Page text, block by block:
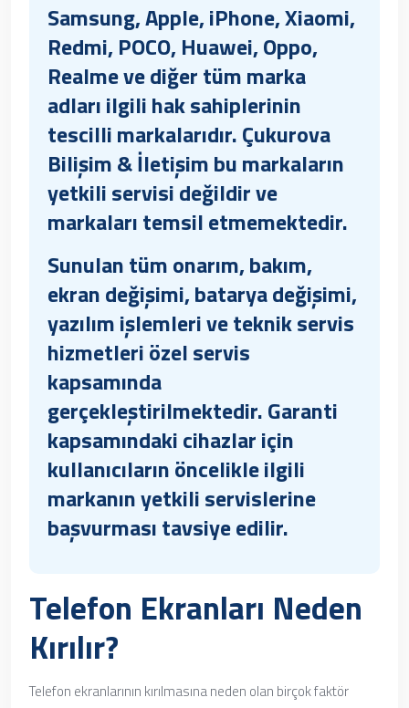
Samsung, Apple, iPhone, Xiaomi,
Redmi, POCO, Huawei, Oppo,
Realme ve diğer tüm marka
adları ilgili hak sahiplerinin
tescilli markalarıdır. Çukurova
Bilişim & İletişim bu markaların
yetkili servisi değildir ve
markaları temsil etmemektedir.
Sunulan tüm onarım, bakım,
ekran değişimi, batarya değişimi,
yazılım işlemleri ve teknik servis
hizmetleriözel servis
kapsamında
gerçekleştirilmektedir. Garanti
kapsamındaki cihazlar için
kullanıcıların öncelikle ilgili
markanın yetkili servislerine
başvurması tavsiye edilir.
Telefon Ekranları Neden
Kırılır?
Telefon ekranlarının kırılmasına neden olan birçok faktör